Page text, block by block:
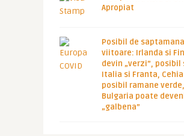
Apropiat
Posibil de saptamana
viitoare: Irlanda si
devin „verzi”, posibil
Italia si Franta, Cehia
posibil ramane
Bulgaria poate
„galbena”